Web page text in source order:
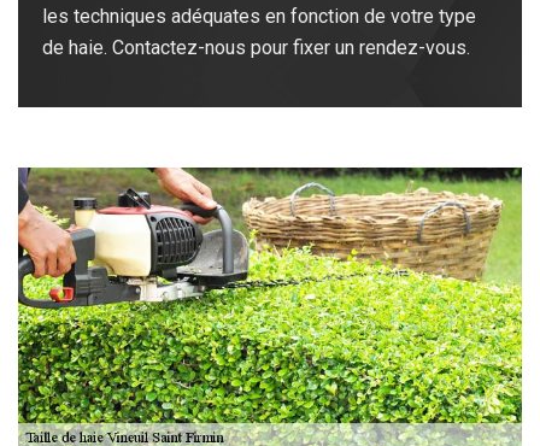
les techniques adéquates en fonction de votre type
de haie. Contactez-nous pour fixer un rendez-vous.